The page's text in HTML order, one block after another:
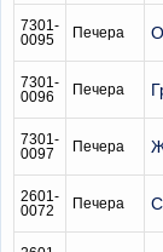
7301-
0095
Печера
7301-
0096
Печера
7301-
0097
Печера
2601-
0072
Печера